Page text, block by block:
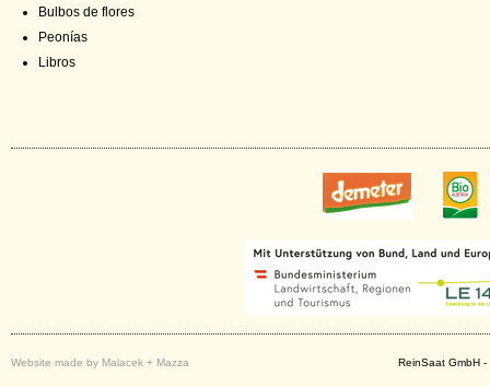
Bulbos de flores
Peonías
Libros
Website made by Malacek + Mazza ReinSaat GmbH